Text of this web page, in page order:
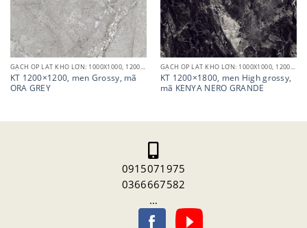
GẠCH ỐP LÁT KHỔ LỚN: 1000X1000, 1200X1200, 1200X1800
KT 1200×1200, men Grossy, mã
ORA GREY
GẠCH ỐP LÁT KHỔ LỚN: 1000X1000, 1200X1200, 1200X1800
KT 1200×1800, men High grossy,
mã KENYA NERO GRANDE
0915071975
0366667582
…